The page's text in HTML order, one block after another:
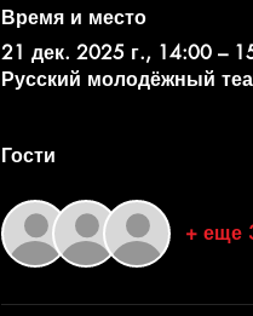
Время и место
21 дек. 2025 г., 14:00 –
Русский молодёжный
Гости
+ еще